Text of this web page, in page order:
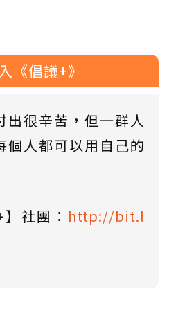
倡議+》
出很辛苦，但一群人
個人都可以用自己的
社團： http://bit.l